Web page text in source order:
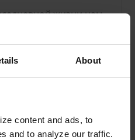
About
content and ads, to
and to analyze our traffic.
жизни нам
строительного
результат в